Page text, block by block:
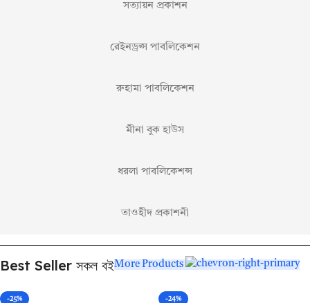
সত্যায়ন প্রকাশন
রেইনড্রপ্স পাবলিকেশন
রুহামা পাবলিকেশন
মীনা বুক হাউস
ধরলা পাবলিকেশন্স
তাওহীদ প্রকাশনী
Best Seller সকল বইMore Products
-25% -24%